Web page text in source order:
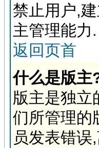
禁止用户,
主管理能力.
返回页首
什么是版主
版主是独立
们所管理的
员发表错